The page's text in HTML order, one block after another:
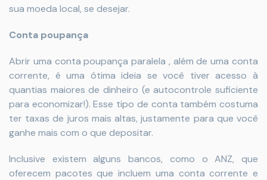
sua moeda local, se desejar.
Conta poupança
Abrir uma conta poupança paralela , além de uma conta
corrente, é uma ótima ideia se você tiver acesso à
quantias maiores de dinheiro (e autocontrole suficiente
para economizar!). Esse tipo de conta também costuma
ter taxas de juros mais altas, justamente para que você
ganhe mais com o que depositar.
Inclusive existem alguns bancos, como o ANZ, que
oferecem pacotes que incluem uma conta corrente e